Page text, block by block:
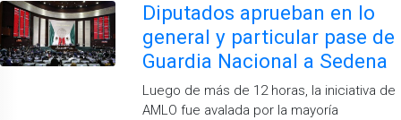
Diputados aprueban en lo
general y particular pase de
Guardia Nacional a Sedena
Luego de más de 12 horas, la iniciativa de
AMLO fue avalada por la mayoría